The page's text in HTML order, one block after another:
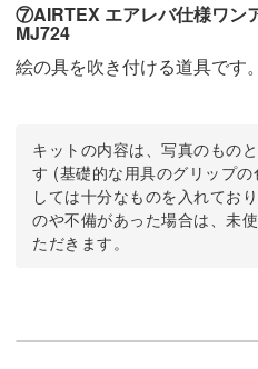
⑦AIRTEX エアレバ仕様ワン
MJ724
絵の具を吹き付ける道具です。
キットの内容は、写真のもの
す (基礎的な用具のグリップ
しては十分なものを入れてお
のや不備があった場合は、未
ただきます。